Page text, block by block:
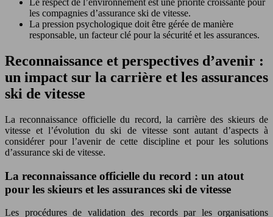
Le respect de l’environnement est une priorité croissante pour
les compagnies d’assurance ski de vitesse.
La pression psychologique doit être gérée de manière
responsable, un facteur clé pour la sécurité et les assurances.
Reconnaissance et perspectives d’avenir :
un impact sur la carrière et les assurances
ski de vitesse
La reconnaissance officielle du record, la carrière des skieurs de
vitesse et l’évolution du ski de vitesse sont autant d’aspects à
considérer pour l’avenir de cette discipline et pour les solutions
d’assurance ski de vitesse.
La reconnaissance officielle du record : un atout
pour les skieurs et les assurances ski de vitesse
Les procédures de validation des records par les organisations